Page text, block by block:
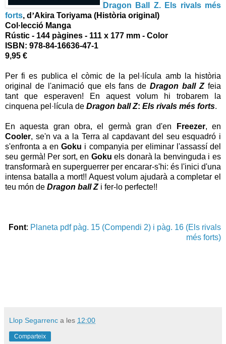
Dragon Ball Z. Els rivals més
forts, d ’Akira Toriyama (Història original)
Col·lecció Manga
Rústic - 144 pàgines - 111 x 177 mm - Color
ISBN: 978-84-16636-47-1
9,95 €
Per fi es publica el còmic de la pel·lícula amb la història
original de l'animació que els fans de Dragon ball Zfeia
tant que esperaven! En aquest volum hi trobarem la
cinquena pel·lícula de Dragon ball Z: Els rivals més forts.
En aquesta gran obra, el germà gran d'en Freezer, en
Cooler, se'n va a la Terra al capdavant del seu esquadró i
s'enfronta a enGoku i companyia per eliminar l'assassí del
seu germà! Per sort, en Goku els donarà la benvinguda i es
transformarà en superguerrer per encarar-s'hi: és l'inici d'una
intensa batalla a mort!! Aquest volum ajudarà a completar el
teu món de Dragon ball Z i fer-lo perfecte!!
Font: Planeta pdf pàg. 15 (Compendi 2) i pàg. 16 (Els rivals
més forts)
Llop Segarrenc a les 12:00
Comparteix